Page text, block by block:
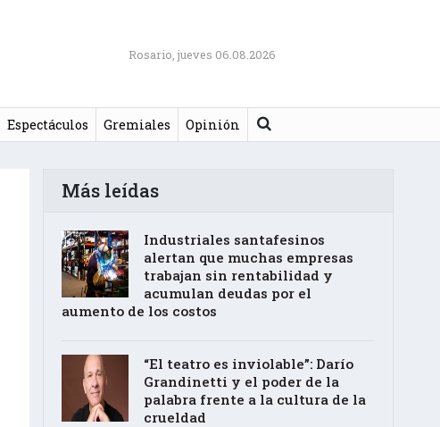
Rosario, jueves 06.08.2026
Espectáculos Gremiales Opinión Buscar
Más leídas
Industriales santafesinos
alertan que muchas empresas
trabajan sin rentabilidad y
acumulan deudas por el
aumento de los costos
“El teatro es inviolable”: Darío
Grandinetti y el poder de la
palabra frente a la cultura de la
crueldad